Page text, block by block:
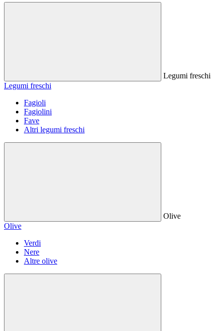
Legumi freschi
Legumi freschi
Fagioli
Fagiolini
Fave
Altri legumi freschi
Olive
Olive
Verdi
Nere
Altre olive